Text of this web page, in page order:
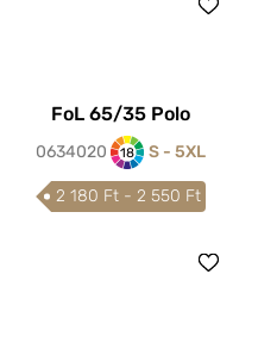
FoL 65/35 Polo
0634020 18 S - 5XL
2 180 Ft - 2 550 Ft